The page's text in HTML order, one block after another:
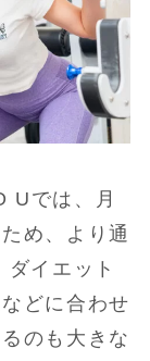
Uでは、月
め、より通
イエット
どに合わせ
のも大きな